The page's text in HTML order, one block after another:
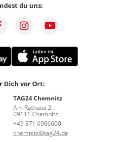
du uns:
Dich vor Ort:
TAG24 Chemnitz
Am Rathaus 2
09111 Chemnitz
+49 371 6906600
chemnitz@tag24.de